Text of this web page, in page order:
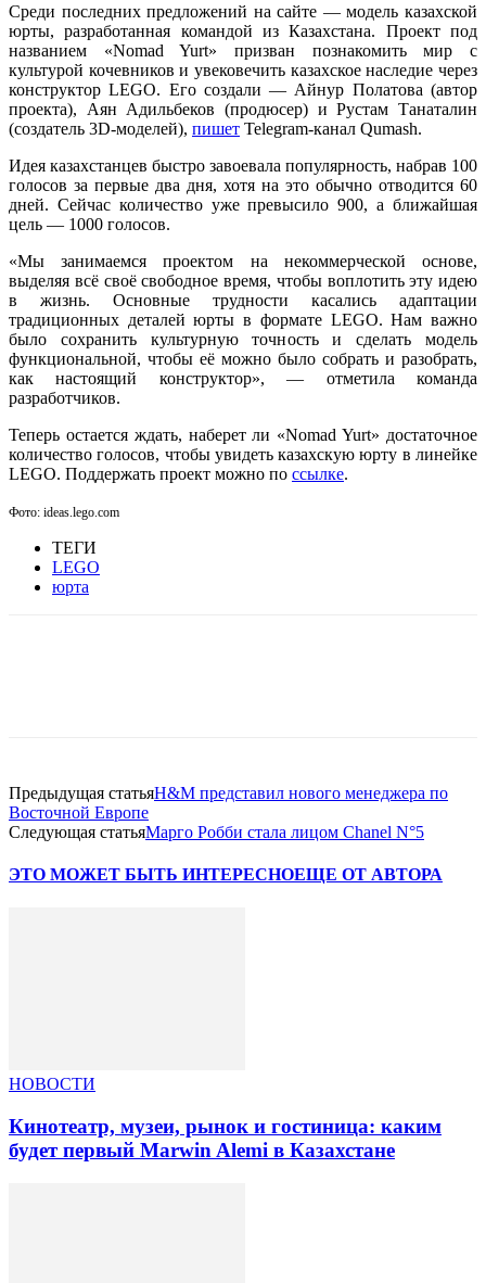
Среди последних предложений на сайте — модель казахской
юрты, разработанная командой из Казахстана. Проект под
названием «Nomad Yurt» призван познакомить мир с
культурой кочевников и увековечить казахское наследие через
конструктор LEGO. Его создали— Айнур Полатова (автор
проекта), Аян Адильбеков (продюсер) и Рустам Танаталин
(создатель 3D-моделей), пишет Telegram-канал Qumash.
Идея казахстанцев быстро завоевала популярность, набрав 100
голосов за первые два дня, хотя на это обычно отводится 60
дней. Сейчас количество уже превысило 900, а ближайшая
цель — 1000 голосов.
«Мы занимаемся проектом на некоммерческой основе,
выделяя всё своё свободное время, чтобы воплотить эту идею
в жизнь. Основные трудности касались адаптации
традиционных деталей юрты в формате LEGO. Нам важно
было сохранить культурную точность и сделать модель
функциональной, чтобы её можно было собрать и разобрать,
как настоящий конструктор», — отметила команда
разработчиков.
Теперь остается ждать, наберет ли «Nomad Yurt» достаточное
количество голосов, чтобы увидеть казахскую юрту в линейке
LEGO. Поддержать проект можно по ссылке.
Фото: ideas.lego.com
ТЕГИ
LEGO
юрта
Предыдущая статьяH&M представил нового менеджера по
Восточной Европе
Следующая статьяМарго Робби стала лицом Chanel N°5
ЭТО МОЖЕТ БЫТЬ ИНТЕРЕСНОЕЩЕ ОТ АВТОРА
НОВОСТИ
Кинотеатр, музеи, рынок и гостиница: каким
будет первый Marwin Alemi в Казахстане